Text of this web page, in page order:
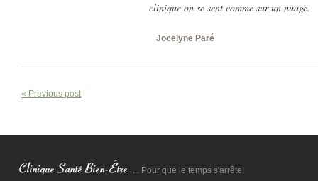
clinique on se sent comme sur un nuage.
Jocelyne Paré
« Previous post
... Pour que le temps s'arrête!